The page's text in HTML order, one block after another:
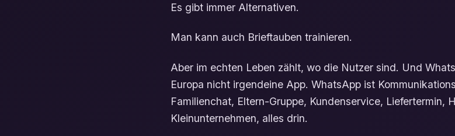
Es gibt immer Alternativen.
Man kann auch Brieftauben trainieren.
Aber im echten Leben zählt, wo die Nutzer sind. Und
Europa nicht irgendeine App. WhatsApp ist
Familienchat, Eltern-Gruppe, Kundenservice, Liefertermin,
Kleinunternehmen, alles drin.